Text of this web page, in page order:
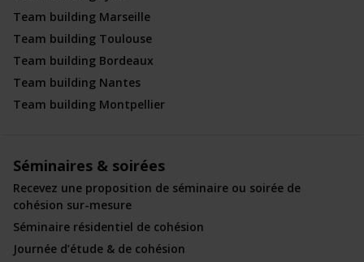
Team building Marseille
Team building Toulouse
Team building Bordeaux
Team building Nantes
Team building Montpellier
Séminaires & soirées
Recevez une proposition de séminaire ou soirée de
cohésion sur-mesure
Séminaire résidentiel de cohésion
Journée d’étude & de cohésion